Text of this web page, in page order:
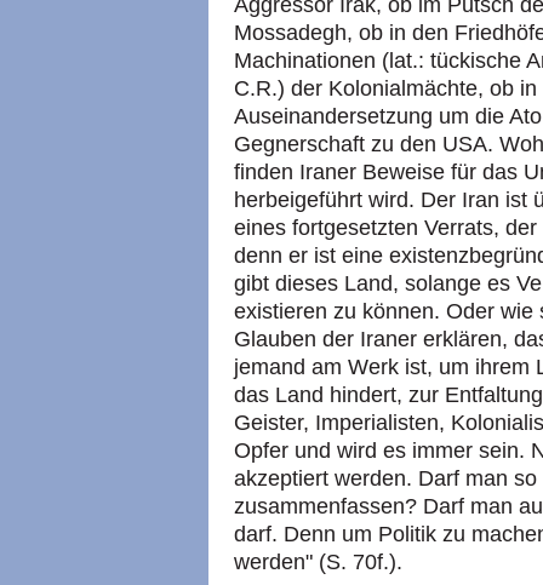
Mossadegh, ob in den
Machinationen (lat.: tückische
C.R.) der Kolonialmächte, ob
Auseinandersetzung um die
Gegnerschaft zu den USA.
finden Iraner Beweise für das
herbeigeführt wird. Der Iran ist
eines fortgesetzten Verrats,
denn er ist eine
gibt dieses Land, solange es
existieren zu können. Oder
Glauben der Iraner erklären,
jemand am Werk ist, um ihrem
das Land hindert, zur
Geister, Imperialisten,
Opfer und wird es immer sein.
akzeptiert werden. Darf man
zusammenfassen? Darf man
darf. Denn um Politik zu
werden" (S. 70f.).